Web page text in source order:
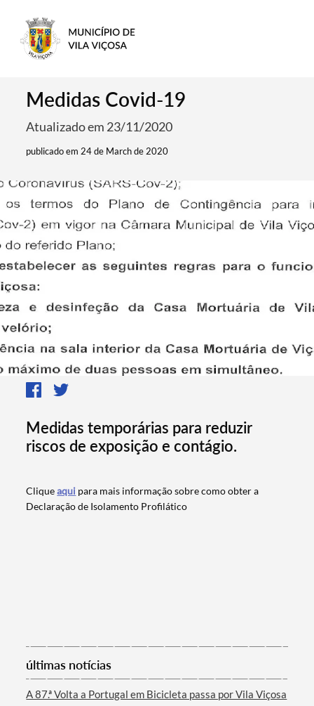
Termo de Pesquisa
Medidas Covid-19
Atualizado em 23/11/2020
publicado em 24 de March de 2020
Medidas temporárias para reduzir
riscos de exposição e contágio.
Cliqueaqui para mais informação sobre como obter a
Declaração de Isolamento Profilático
últimas notícias
A 87.ª Volta a Portugal em Bicicleta passa por Vila Viçosa